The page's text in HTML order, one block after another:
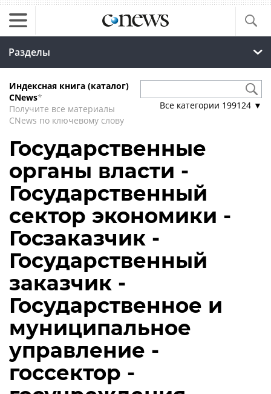
Разделы
Индексная книга (каталог)
CNews*
Получите все материалы
CNews по ключевому слову
Все категории 199124 ▼
Государственные
органы власти -
Государственный
сектор экономики -
Госзаказчик -
Государственный
заказчик -
Государственное и
муниципальное
управление -
госсектор -